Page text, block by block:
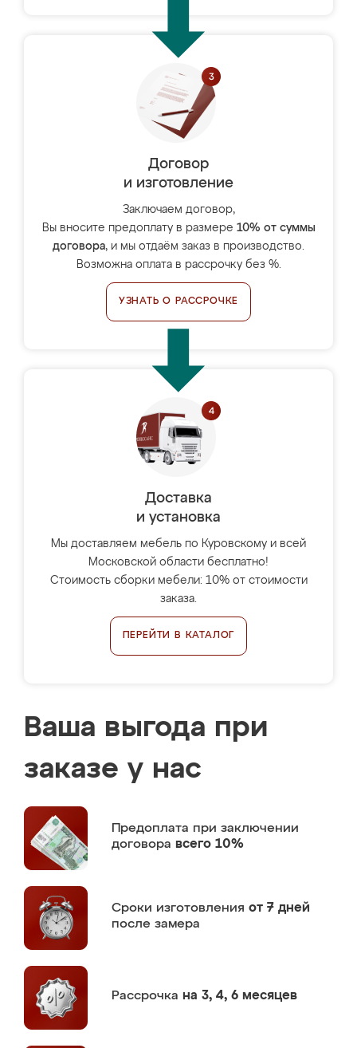
Договор
и изготовление
Заключаем договор,
Вы вносите предоплату в размере 10% от суммы
договора, и мы отдаём заказ в производство.
Возможна оплата в рассрочку без %.
УЗНАТЬ О РАССРОЧКЕ
Доставка
и установка
Мы доставляем мебель по Куровскому и всей
Московской области бесплатно!
Стоимость сборки мебели: 10% от стоимости
заказа.
ПЕРЕЙТИ В КАТАЛОГ
Ваша выгода при
заказе у нас
Предоплата при заключении
договора всего 10%
Сроки изготовления от 7 дней
после замера
Рассрочка на 3, 4, 6 месяцев